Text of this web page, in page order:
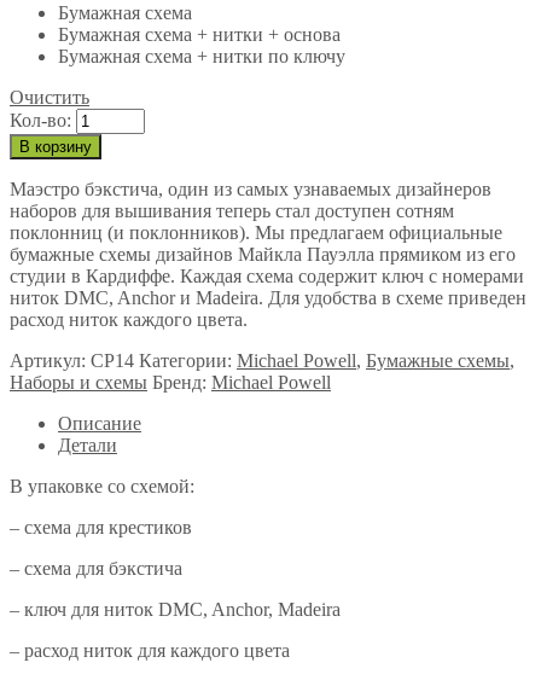
Бумажная схема
Бумажная схема + нитки + основа
Бумажная схема + нитки по ключу
Очистить
Кол-во:
В корзину
Маэстро бэкстича, один из самых узнаваемых дизайнеров
наборов для вышивания теперь стал доступен сотням
поклонниц (и поклонников). Мы предлагаем официальные
бумажные схемы дизайнов Майкла Пауэлла прямиком из его
студии в Кардиффе. Каждая схема содержит ключ с номерами
ниток DMC, Anchor и Madeira. Для удобства в схеме приведен
расход ниток каждого цвета.
Артикул: CP14 Категории: Michael Powell, Бумажные схемы,
Наборы и схемы Бренд: Michael Powell
Описание
Детали
В упаковке со схемой:
– схема для крестиков
– схема для бэкстича
– ключ для ниток DMC, Anchor, Madeira
– расход ниток для каждого цвета